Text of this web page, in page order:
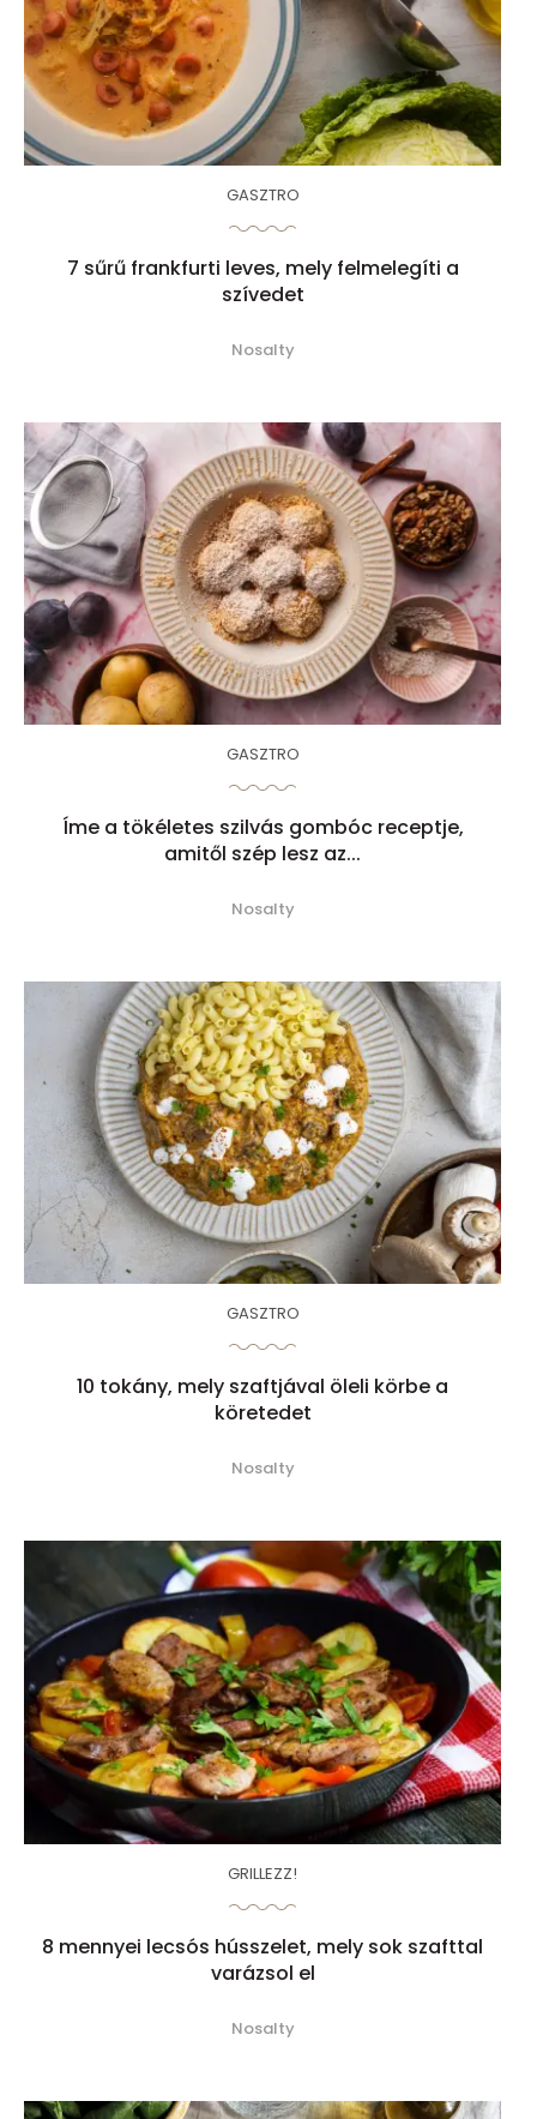
GASZTRO
7 sűrű frankfurti leves, mely felmelegíti a
szívedet
Nosalty
GASZTRO
Íme a tökéletes szilvás gombóc receptje,
amitől szép lesz az...
Nosalty
GASZTRO
10 tokány, mely szaftjával öleli körbe a
köretedet
Nosalty
GRILLEZZ!
8 mennyei lecsós hússzelet, mely sok szafttal
varázsol el
Nosalty